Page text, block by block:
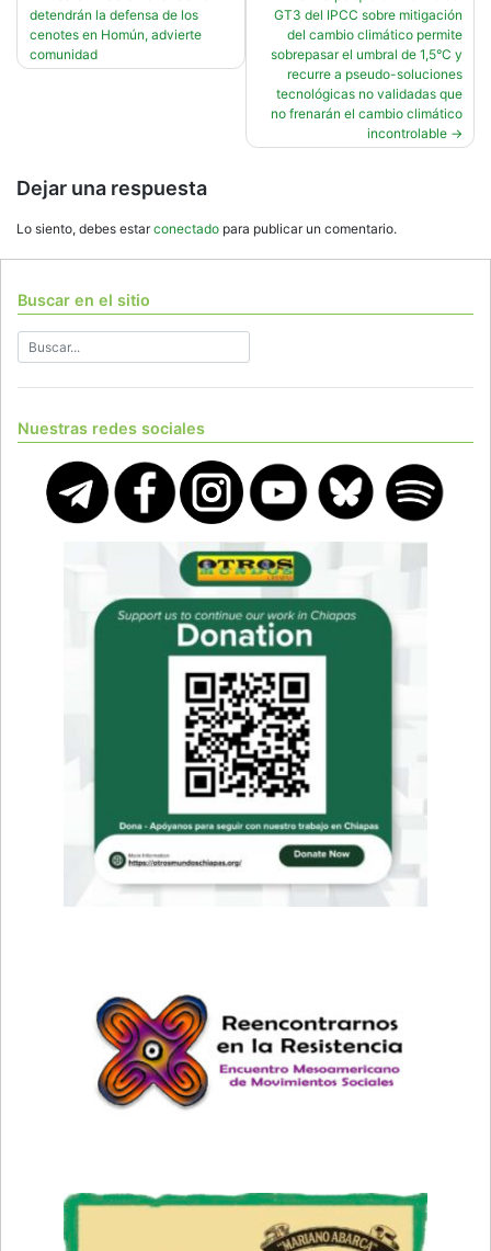
de
entradas
detendrán la defensa de los
cenotes en Homún, advierte
comunidad
GT3 del IPCC sobre mitigación
del cambio climático permite
sobrepasar el umbral de 1,5°C y
recurre a pseudo-soluciones
tecnológicas no validadas que
no frenarán el cambio climático
incontrolable
Dejar una respuesta
Lo siento, debes estarconectado para publicar un comentario.
Buscar en el sitio
Nuestras redes sociales